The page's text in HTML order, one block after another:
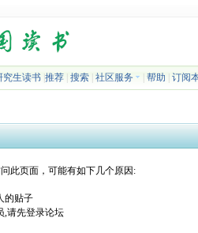
究生读书| 推荐| 搜索| 社区服务 帮助 订阅
此页面，可能有如下几个原因:
的贴子
,请先登录论坛